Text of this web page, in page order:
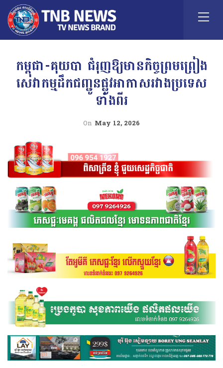
កម្ពុជា-គុយបា ជំរុញឱ្យមានកិច្ចព្រមព្រៀង
សេវាកម្មដឹកជញ្ជូនផ្លូវអាកាសរវាងប្រទេស
ទាំងពីរ
On May 12, 2026